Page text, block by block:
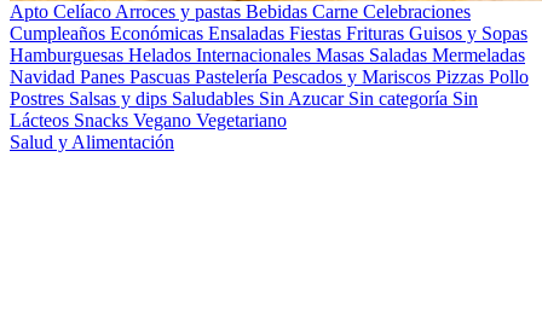
Apto Celíaco Arroces y pastas Bebidas Carne Celebraciones
Cumpleaños Económicas Ensaladas Fiestas Frituras Guisos y Sopas
Hamburguesas Helados Internacionales Masas Saladas Mermeladas
Navidad Panes Pascuas Pastelería Pescados y Mariscos Pizzas Pollo
Postres Salsas y dips Saludables Sin Azucar Sin categoría Sin
Lácteos Snacks Vegano Vegetariano
Salud y Alimentación